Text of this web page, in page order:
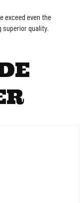
exceed even the
quality.